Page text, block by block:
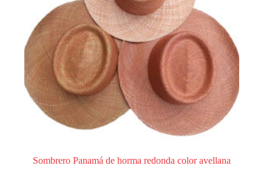
página
de
producto
Sombrero Panamá de horma redonda color avellana